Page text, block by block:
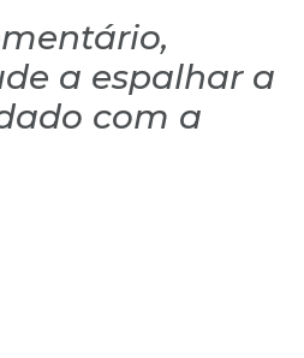
a espalhar a
com a